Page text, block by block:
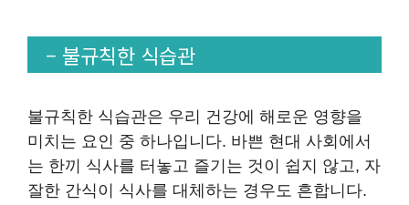
– 불규칙한 식습관
불규칙한 식습관은 우리 건강에 해로운 영향을
미치는 요인 중 하나입니다. 바쁜 현대 사회에서
는 한끼 식사를 터놓고 즐기는 것이 쉽지 않고, 자
잘한 간식이 식사를 대체하는 경우도 흔합니다.